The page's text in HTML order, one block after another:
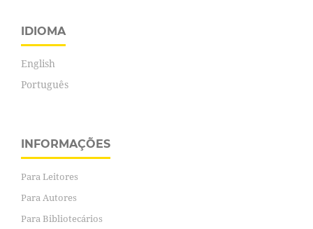
IDIOMA
English
Português
INFORMAÇÕES
Para Leitores
Para Autores
Para Bibliotecários